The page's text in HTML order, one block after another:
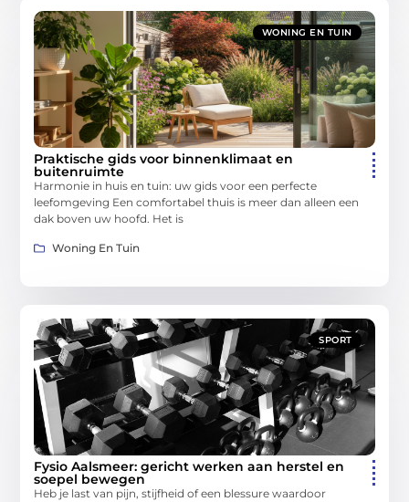
WONING EN TUIN
Praktische gids voor binnenklimaat en
buitenruimte
Harmonie in huis en tuin: uw gids voor een perfecte
leefomgeving Een comfortabel thuis is meer dan alleen een
dak boven uw hoofd. Het is
Woning En Tuin
SPORT
Fysio Aalsmeer: gericht werken aan herstel en
soepel bewegen
Heb je last van pijn, stijfheid of een blessure waardoor